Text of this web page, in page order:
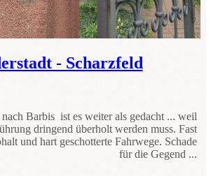
- Scharzfeld
Barbis ist es weiter als gedacht ... weil
dringend überholt werden muss. Fast
und hart geschotterte Fahrwege. Schade
für die Gegend ...